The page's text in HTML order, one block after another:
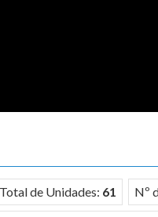
Total de Unidades: 61 Nº